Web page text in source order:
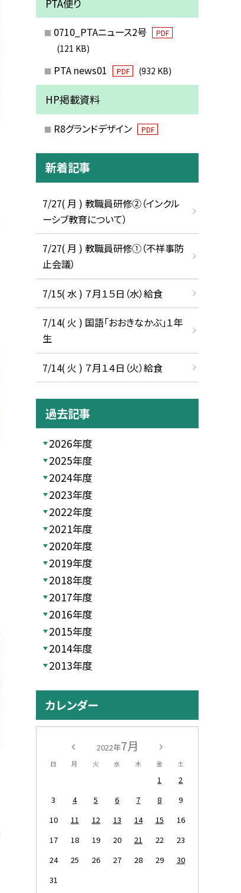
PTA便り
0710_PTAニュース2号 PDF
(121 KB)
PTA news01 PDF (932 KB)
HP掲載資料
R8グランドデザイン PDF
新着記事
7/27( 月 ) 教職員研修②（インクル
ーシブ教育について）
7/27( 月 ) 教職員研修①（不祥事防
止会議）
7/15( 水 ) ７月１５日（水）給食
7/14( 火 ) 国語「おおきなかぶ」１年
生
7/14( 火 ) ７月１４日（火）給食
過去記事
2026年度
2025年度
2024年度
2023年度
2022年度
2021年度
2020年度
2019年度
2018年度
2017年度
2016年度
2015年度
2014年度
2013年度
カレンダー
2022年7月
日 月 火 水 木 金 土
1
2
3
4 5 6 7 8
9
10
11 12 13 14 15
16
17
18 19 20 21 22
23
24
25 26 27 28 29
30
31